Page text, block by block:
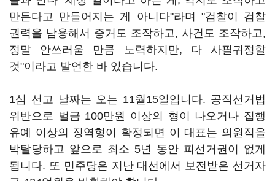
만든다고 만들어지는 게 아니다"라며 "검찰이 검찰
권력을 남용해서 증거도 조작하고, 사건도 조작하고,
정말 안쓰러울 만큼 노력하지만, 다 사필귀정할
것"이라고 발언한 바 있습니다.
1심 선고 날짜는 오는 11월15일입니다. 공직선거법
위반으로 벌금 100만원 이상의 형이 나오거나 집행
유예 이상의 징역형이 확정되면 이 대표는 의원직을
박탈당하고 앞으로 최소 5년 동안 피선거권이 없게
됩니다. 또 민주당은 지난 대선에서 보전받은 선거자